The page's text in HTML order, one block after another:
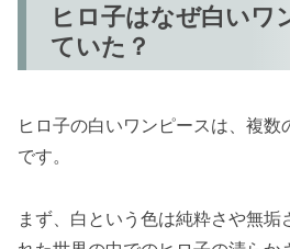
ヒロ子はなぜ白いワ
ていた？
ヒロ子の白いワンピースは、複
です。
まず、白という色は純粋さや無